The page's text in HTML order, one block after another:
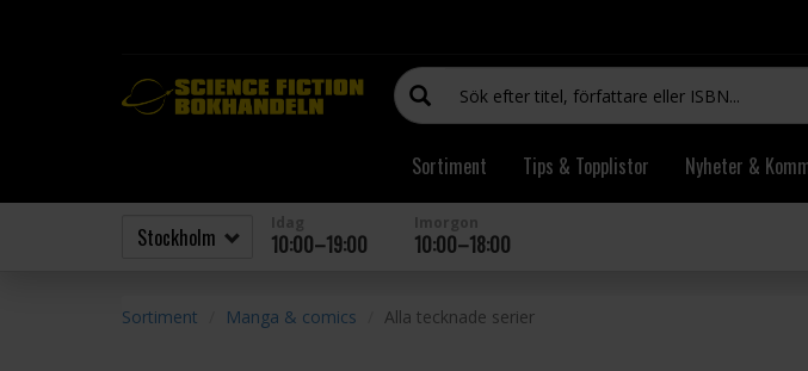
Sortiment Tips & Topplistor Nyheter &
10:00–19:00 10:00–18:00
Sortiment Manga & comics Alla tecknade serier